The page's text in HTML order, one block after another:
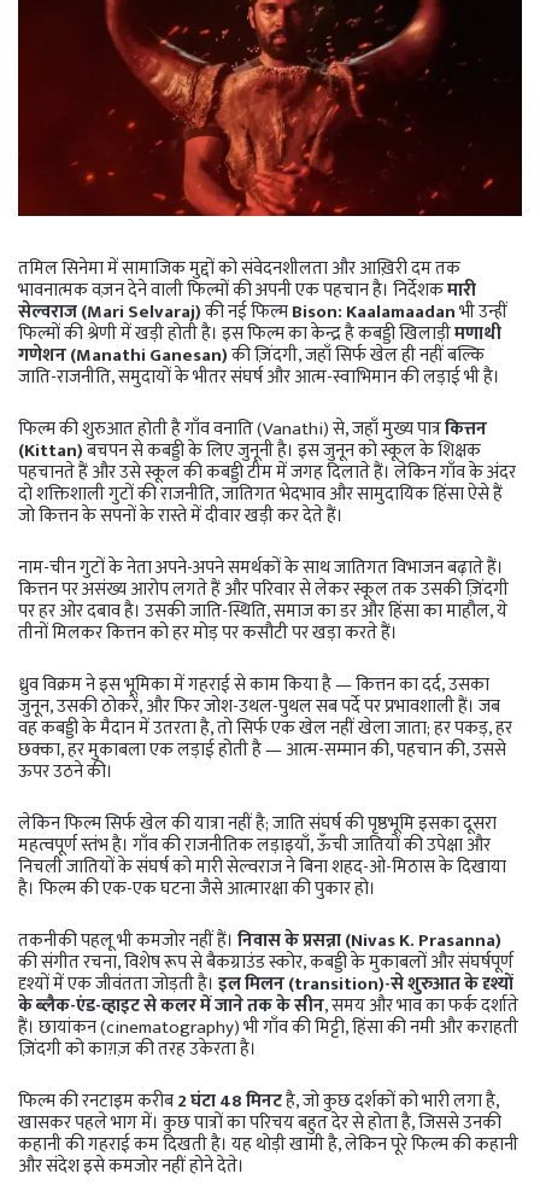
तमिल सिनेमा में सामाजिक मुद्दों को संवेदनशीलता और आख़िरी दम तक
भावनात्मक वज़न देने वाली फिल्मों की अपनी एक पहचान है। निर्देशकमारी
सेल्वराज (Mari Selvaraj)की नई फिल्मBison: Kaalamaadanभी उन्हीं
फिल्मों की श्रेणी में खड़ी होती है। इस फिल्म का केन्द्र है कबड्डी खिलाड़ीमणाथी
गणेशन (Manathi Ganesan)की ज़िंदगी, जहाँ सिर्फ खेल ही नहीं बल्कि
जाति-राजनीति, समुदायों के भीतर संघर्ष और आत्म-स्वाभिमान की लड़ाई भी है।
फिल्म की शुरुआत होती है गाँव वनाति (Vanathi) से, जहाँ मुख्य पात्रकित्तन
(Kittan)बचपन से कबड्डी के लिए जुनूनी है। इस जुनून को स्कूल के शिक्षक
पहचानते हैं और उसे स्कूल की कबड्डी टीम में जगह दिलाते हैं। लेकिन गाँव के अंदर
दो शक्तिशाली गुटों की राजनीति, जातिगत भेदभाव और सामुदायिक हिंसा ऐसे हैं
जो कित्तन के सपनों के रास्ते में दीवार खड़ी कर देते हैं।
नाम-चीन गुटों के नेता अपने-अपने समर्थकों के साथ जातिगत विभाजन बढ़ाते हैं।
कित्तन पर असंख्य आरोप लगते हैं और परिवार से लेकर स्कूल तक उसकी ज़िंदगी
पर हर ओर दबाव है। उसकी जाति-स्थिति, समाज का डर और हिंसा का माहौल, ये
तीनों मिलकर कित्तन को हर मोड़ पर कसौटी पर खड़ा करते हैं।
ध्रुव विक्रम ने इस भूमिका में गहराई से काम किया है — कित्तन का दर्द, उसका
जुनून, उसकी ठोकरें, और फिर जोश-उथल-पुथल सब पर्दे पर प्रभावशाली हैं। जब
वह कबड्डी के मैदान में उतरता है, तो सिर्फ एक खेल नहीं खेला जाता; हर पकड़, हर
छक्का, हर मुकाबला एक लड़ाई होती है — आत्म-सम्मान की, पहचान की, उससे
ऊपर उठने की।
लेकिन फिल्म सिर्फ खेल की यात्रा नहीं है; जाति संघर्ष की पृष्ठभूमि इसका दूसरा
महत्वपूर्ण स्तंभ है। गाँव की राजनीतिक लड़ाइयाँ, ऊँची जातियों की उपेक्षा और
निचली जातियों के संघर्ष को मारी सेल्वराज ने बिना शहद-ओ-मिठास के दिखाया
है। फिल्म की एक-एक घटना जैसे आत्मारक्षा की पुकार हो।
तकनीकी पहलू भी कमजोर नहीं हैं। निवास के प्रसन्ना (Nivas K. Prasanna)
की संगीत रचना, विशेष रूप से बैकग्राउंड स्कोर, कबड्डी के मुकाबलों और संघर्षपूर्ण
दृश्यों में एक जीवंतता जोड़ती है। इल मिलन (transition)-से शुरुआत के दृश्यों
के ब्लैक-एंड-व्हाइट से कलर में जाने तक के सीन, समय और भाव का फर्क दर्शाते
हैं। छायांकन (cinematography) भी गाँव की मिट्टी, हिंसा की नमी और कराहती
ज़िंदगी को काग़ज़ की तरह उकेरता है।
फिल्म की रनटाइम करीब2 घंटा 48 मिनटहै, जो कुछ दर्शकों को भारी लगा है,
खासकर पहले भाग में। कुछ पात्रों का परिचय बहुत देर से होता है, जिससे उनकी
कहानी की गहराई कम दिखती है। यह थोड़ी खामी है, लेकिन पूरे फिल्म की कहानी
और संदेश इसे कमजोर नहीं होने देते।